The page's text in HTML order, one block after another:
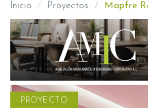
Inicio Proyectos Mapfre
PROYECTO